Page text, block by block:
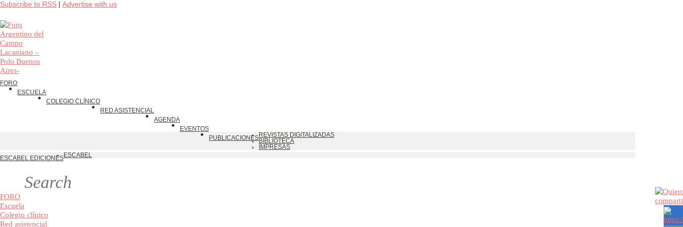
Subscribe to RSS |Advertise with us
FORO
ESCUELA
COLEGIO CLÍNICO
RED ASISTENCIAL
AGENDA
EVENTOS
PUBLICACIONES REVISTAS DIGITALIZADAS
BIBLIOTECA
FORO
Escuela
Colegio clínico